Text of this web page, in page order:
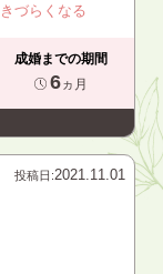
づらくなる
成婚までの期間
6ヵ月
投稿日:2021.11.01